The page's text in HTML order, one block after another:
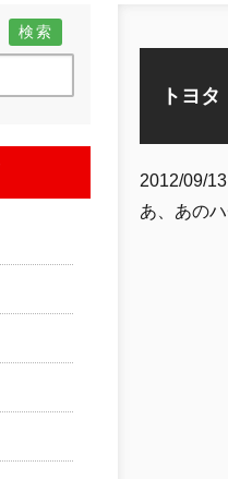
検索
トヨ
2012/09/13
あ、あの